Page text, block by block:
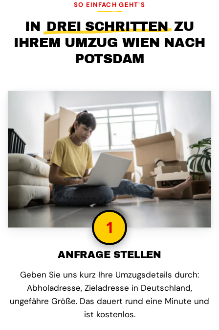
SO EINFACH GEHT'S
IN DREI SCHRITTENZU
IHREM UMZUG WIEN NACH
POTSDAM
1
ANFRAGE STELLEN
Geben Sie uns kurz Ihre Umzugsdetails durch:
Abholadresse, Zieladresse in Deutschland,
ungefähre Größe. Das dauert rund eine Minute und
ist kostenlos.